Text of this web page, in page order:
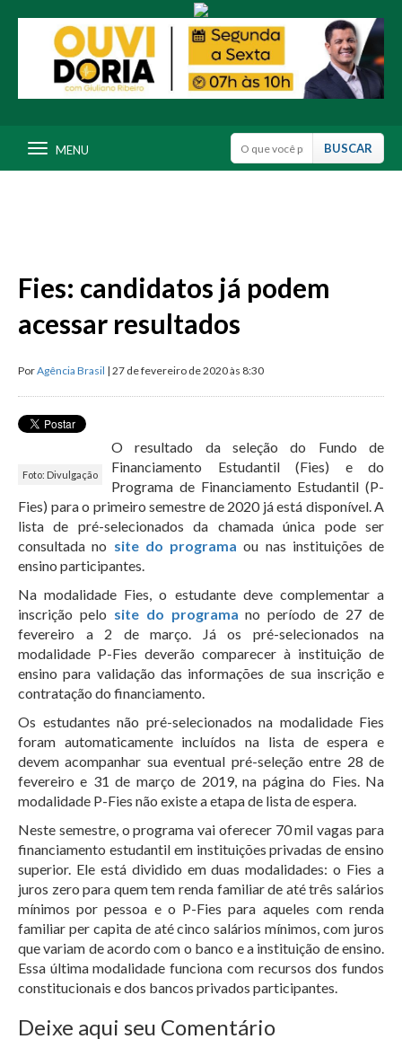
MENU
Fies: candidatos já podem
acessar resultados
PorAgência Brasil | 27 de fevereiro de 2020 às 8:30
Foto: Divulgação
O resultado da seleção do Fundo de
Financiamento Estudantil (Fies) e do
Programa de Financiamento Estudantil (P-
Fies) para o primeiro semestre de 2020 já está disponível. A
lista de pré-selecionados da chamada única pode ser
consultada no site do programa ou nas instituições de
ensino participantes.
Na modalidade Fies, o estudante deve complementar a
inscrição pelo site do programa no período de 27 de
fevereiro a 2 de março. Já os pré-selecionados na
modalidade P-Fies deverão comparecer à instituição de
ensino para validação das informações de sua inscrição e
contratação do financiamento.
Os estudantes não pré-selecionados na modalidade Fies
foram automaticamente incluídos na lista de espera e
devem acompanhar sua eventual pré-seleção entre 28 de
fevereiro e 31 de março de 2019, na página do Fies. Na
modalidade P-Fies não existe a etapa de lista de espera.
Neste semestre, o programa vai oferecer 70 mil vagas para
financiamento estudantil em instituições privadas de ensino
superior. Ele está dividido em duas modalidades: o Fies a
juros zero para quem tem renda familiar de até três salários
mínimos por pessoa e o P-Fies para aqueles com renda
familiar per capita de até cinco salários mínimos, com juros
que variam de acordo com o banco e a instituição de ensino.
Essa última modalidade funciona com recursos dos fundos
constitucionais e dos bancos privados participantes.
Deixe aqui seu Comentário